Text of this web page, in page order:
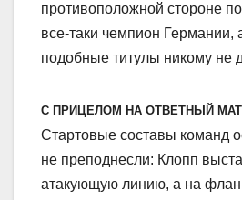
противоположной стороне
все-таки чемпион Германии,
подобные титулы никому не
С ПРИЦЕЛОМ НА ОТВЕТНЫЙ
Стартовые составы команд
не преподнесли: Клопп
атакующую линию, а на